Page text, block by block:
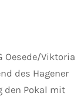
Oesede/Viktoria
des Hagener
den Pokal mit